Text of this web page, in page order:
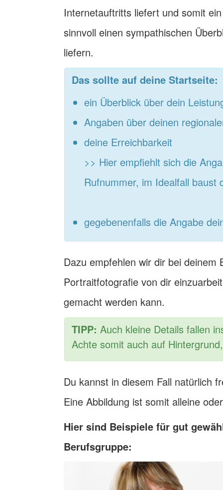
Internetauftritts liefert und somit
sinnvoll einen sympathischen
liefern.
Das sollte auf deine Startseite:
ein Überblick über dein
Angaben über deinen
deine Erreichbarkeit
>> Hier empfiehlt sich die
Rufnummer, im Idealfall baust
gegebenenfalls die Angabe
Dazu empfehlen wir dir bei deinem
Portraitfotografie von dir
gemacht werden kann.
TIPP: Auch kleine Details fallen
Achte somit auch auf
Du kannst in diesem Fall natürlich
Eine Abbildung ist somit alleine
Hier sind Beispiele für gut
Berufsgruppe: